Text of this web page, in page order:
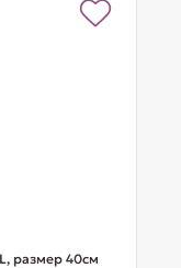
размер 40см